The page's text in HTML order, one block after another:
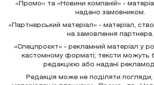
«Промо» та «Новини компаній» -
надано замовником.
«Партнерський матеріал» - матеріал,
на замовлення партнера.
«Спецпроєкт» - рекламний матеріал у
кастомному форматі; тексти можуть
редакцією або надані
Редакція може не поділяти погляди,